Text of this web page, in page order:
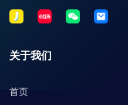
关于我们
首页